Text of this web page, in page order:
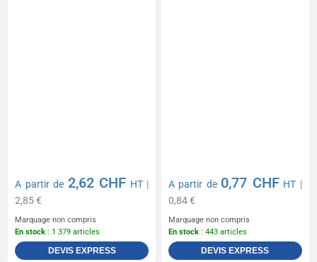
A partir de 2,62 CHF HT|
2,85 €
Marquage non compris
En stock : 1 379 articles
DEVIS EXPRESS
A partir de 0,77 CHF HT |
0,84 €
Marquage non compris
En stock : 443 articles
DEVIS EXPRESS